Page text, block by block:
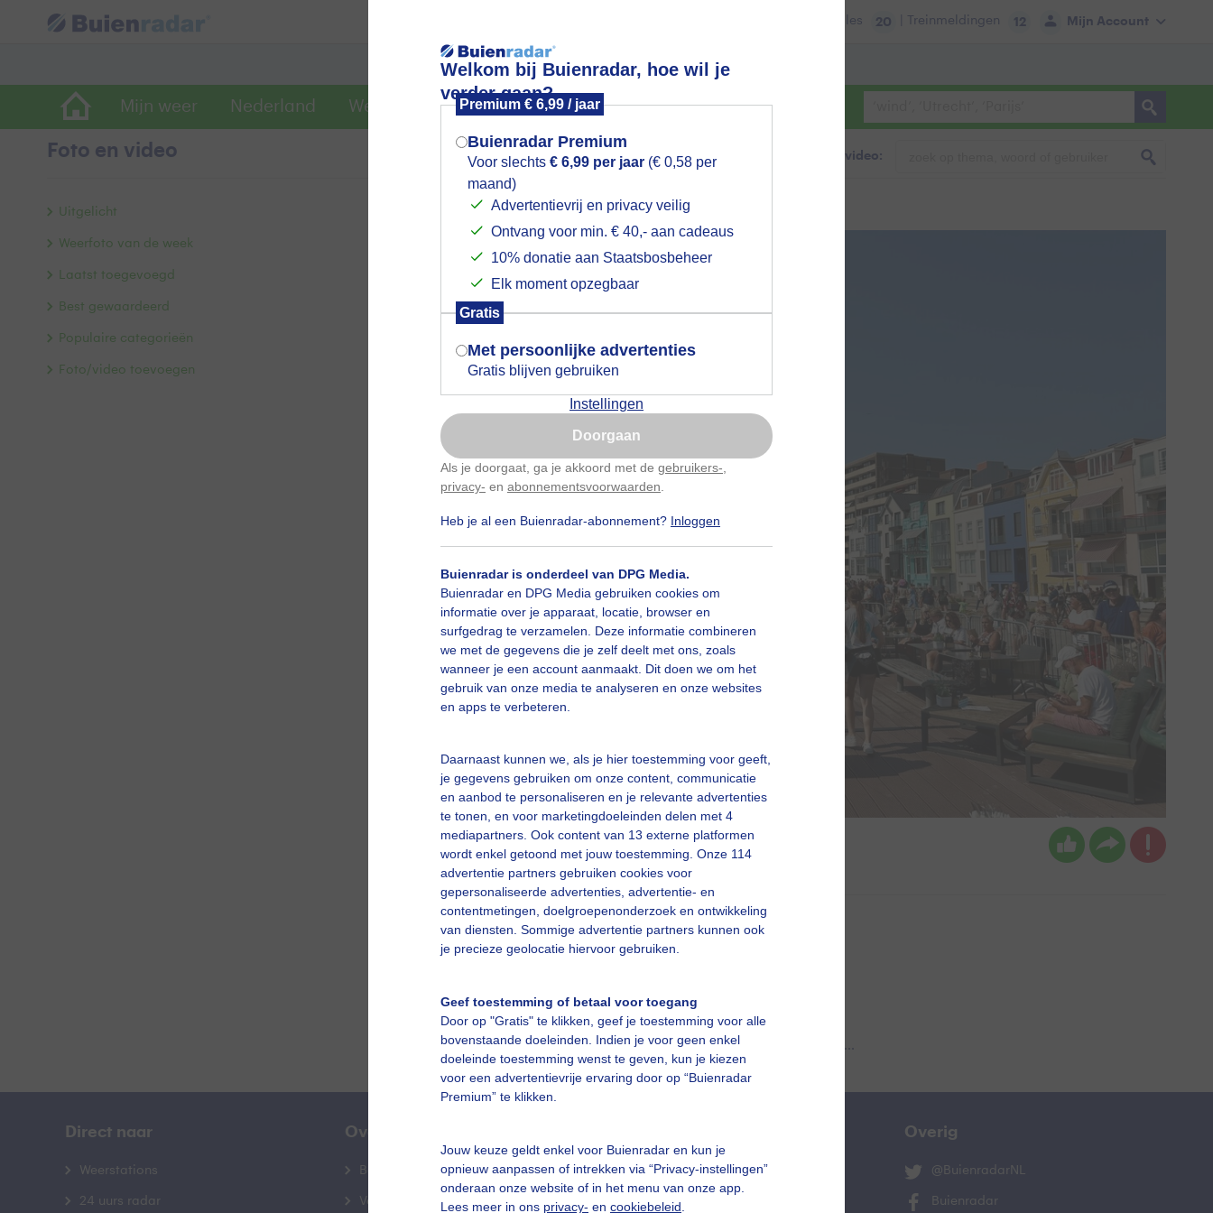
Welkom bij Buienradar, hoe wil je
verder gaan?
Premium € 6,99 / jaar
Buienradar Premium
Voor slechts € 6,99 per jaar (€ 0,58 per
maand)
Advertentievrij en privacy veilig
Ontvang voor min. € 40,- aan cadeaus
10% donatie aan Staatsbosbeheer
Elk moment opzegbaar
Gratis
Met persoonlijke advertenties
Gratis blijven gebruiken
Instellingen
Doorgaan
Als je doorgaat, ga je akkoord met de gebruikers-
privacy- en abonnementsvoorwaarden
Heb je al een Buienradar-abonnement? Inloggen
Buienradar is onderdeel van DPG Media.
Buienradar en DPG Media gebruiken cookies om
informatie over je apparaat, locatie, browser en
surfgedrag te verzamelen. Deze informatie combineren
we met de gegevens die je zelf deelt met ons, zoals
wanneer je een account aanmaakt. Dit doen we om het
gebruik van onze media te analyseren en onze websites
en apps te verbeteren.
Daarnaast kunnen we, als je hier toestemming voor geeft,
je gegevens gebruiken om onze content, communicatie
en aanbod te personaliseren en je relevante advertenties
te tonen, en voor marketingdoeleinden delen met 4
mediapartners. Ook content van 13 externe platformen
wordt enkel getoond met jouw toestemming. Onze 114
advertentie partners gebruiken cookies voor
gepersonaliseerde advertenties, advertentie- en
contentmetingen, doelgroepenonderzoek en ontwikkeling
van diensten. Sommige advertentie partners kunnen ook
je precieze geolocatie hiervoor gebruiken.
Geef toestemming of betaal voor toegang
Door op "Gratis" te klikken, geef je toestemming voor alle
bovenstaande doeleinden. Indien je voor geen enkel
doeleinde toestemming wenst te geven, kun je kiezen
voor een advertentievrije ervaring door op “Buienradar
Premium” te klikken.
Jouw keuze geldt enkel voor Buienradar en kun je
opnieuw aanpassen of intrekken via “Privacy-instellingen”
onderaan onze website of in het menu van onze app.
Lees meer in ons privacy- en cookiebeleid
Mijn Account
Files 20 | Treinmeldingen 12
Lees meer.
Mijn weer Nederland Wereldwijd Foto en video Weerzine
Foto en video Zoeken in foto & video:
Terrasweer
Door: Erica van Leeuwen-de Bruijn Gemaakt: 14-08-2025, 22x bekeken
Bekijk slideshow
Een moment geduld aub...
Uitgelicht
Weerfoto van de week
Laatst toegevoegd
Best gewaardeerd
Populaire categorieën
Foto/video toevoegen
Direct naar
Weerstations
24 uurs radar
Over Buienradar
Bedrijfsgegevens
Veelgestelde vragen
De Bilt
Overig
@BuienradarNL
Buienradar
Mogen we je locatie gebruiken voor
het weer?
Indien je hier nog geen akkoord op hebt
gegeven, verschijnt er zo een pop-up uit
je browser waarin deze toestemming
gevraagd wordt.
Is goed, toon de popup
Nu niet, misschien later
Gebruik je Safari en wil je niet elke dag deze pop-up
Klikhierom dit aan te passen